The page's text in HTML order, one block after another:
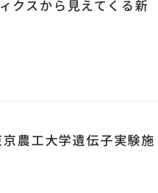
クスから見えてくる新
農工大学遺伝子実験施